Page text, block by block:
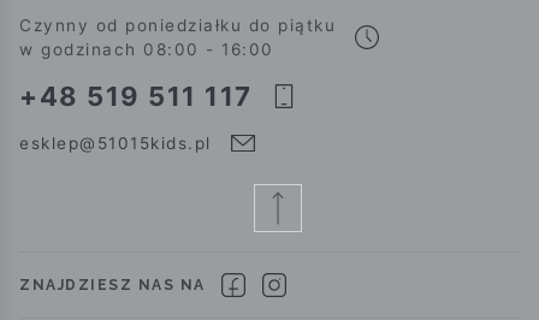
Czynny od poniedziałku do piątku
w godzinach 08:00 - 16:00
+48 519 511 117
esklep@51015kids.pl
ZNAJDZIESZ NAS NA